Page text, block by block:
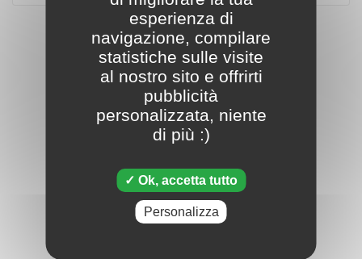
esperienza di
navigazione, compilare
statistiche sulle visite
al nostro sito e offrirti
pubblicità
personalizzata, niente
di più :)
Ok, accetta tutto
Personalizza